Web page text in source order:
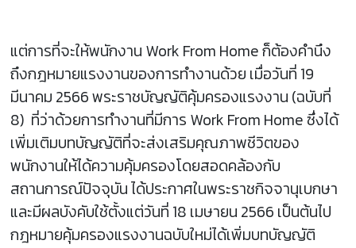
แต่การที่จะให้พนักงาน Work From Home ก็ต้องคำนึง
ถึงกฎหมายแรงงานของการทำงานด้วย เมื่อวันที่ 19
มีนาคม 2566 พระราชบัญญัติคุ้มครองแรงงาน (ฉบับที่
8) ที่ว่าด้วยการทำงานที่มีการ Work From Home ซึ่งได้
เพิ่มเติมบทบัญญัติที่จะส่งเสริมคุณภาพชีวิตของ
พนักงานให้ได้ความคุ้มครองโดยสอดคล้องกับ
สถานการณ์ปัจจุบัน ได้ประกาศในพระราชกิจจานุเบกษา
และมีผลบังคับใช้ตั้งแต่วันที่ 18 เมษายน 2566 เป็นต้นไป
กฎหมายคุ้มครองแรงงานฉบับใหม่ได้เพิ่มบทบัญญัติ